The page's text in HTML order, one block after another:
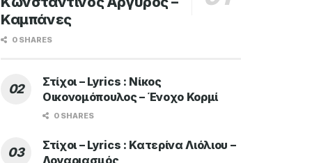
Καμπάνες
0 SHARES
Στίχοι – Lyrics : Νίκος
Οικονομόπουλος – Ένοχο Κορμί
0 SHARES
Στίχοι – Lyrics : Κατερίνα Λιόλιου –
Λογαριασμός